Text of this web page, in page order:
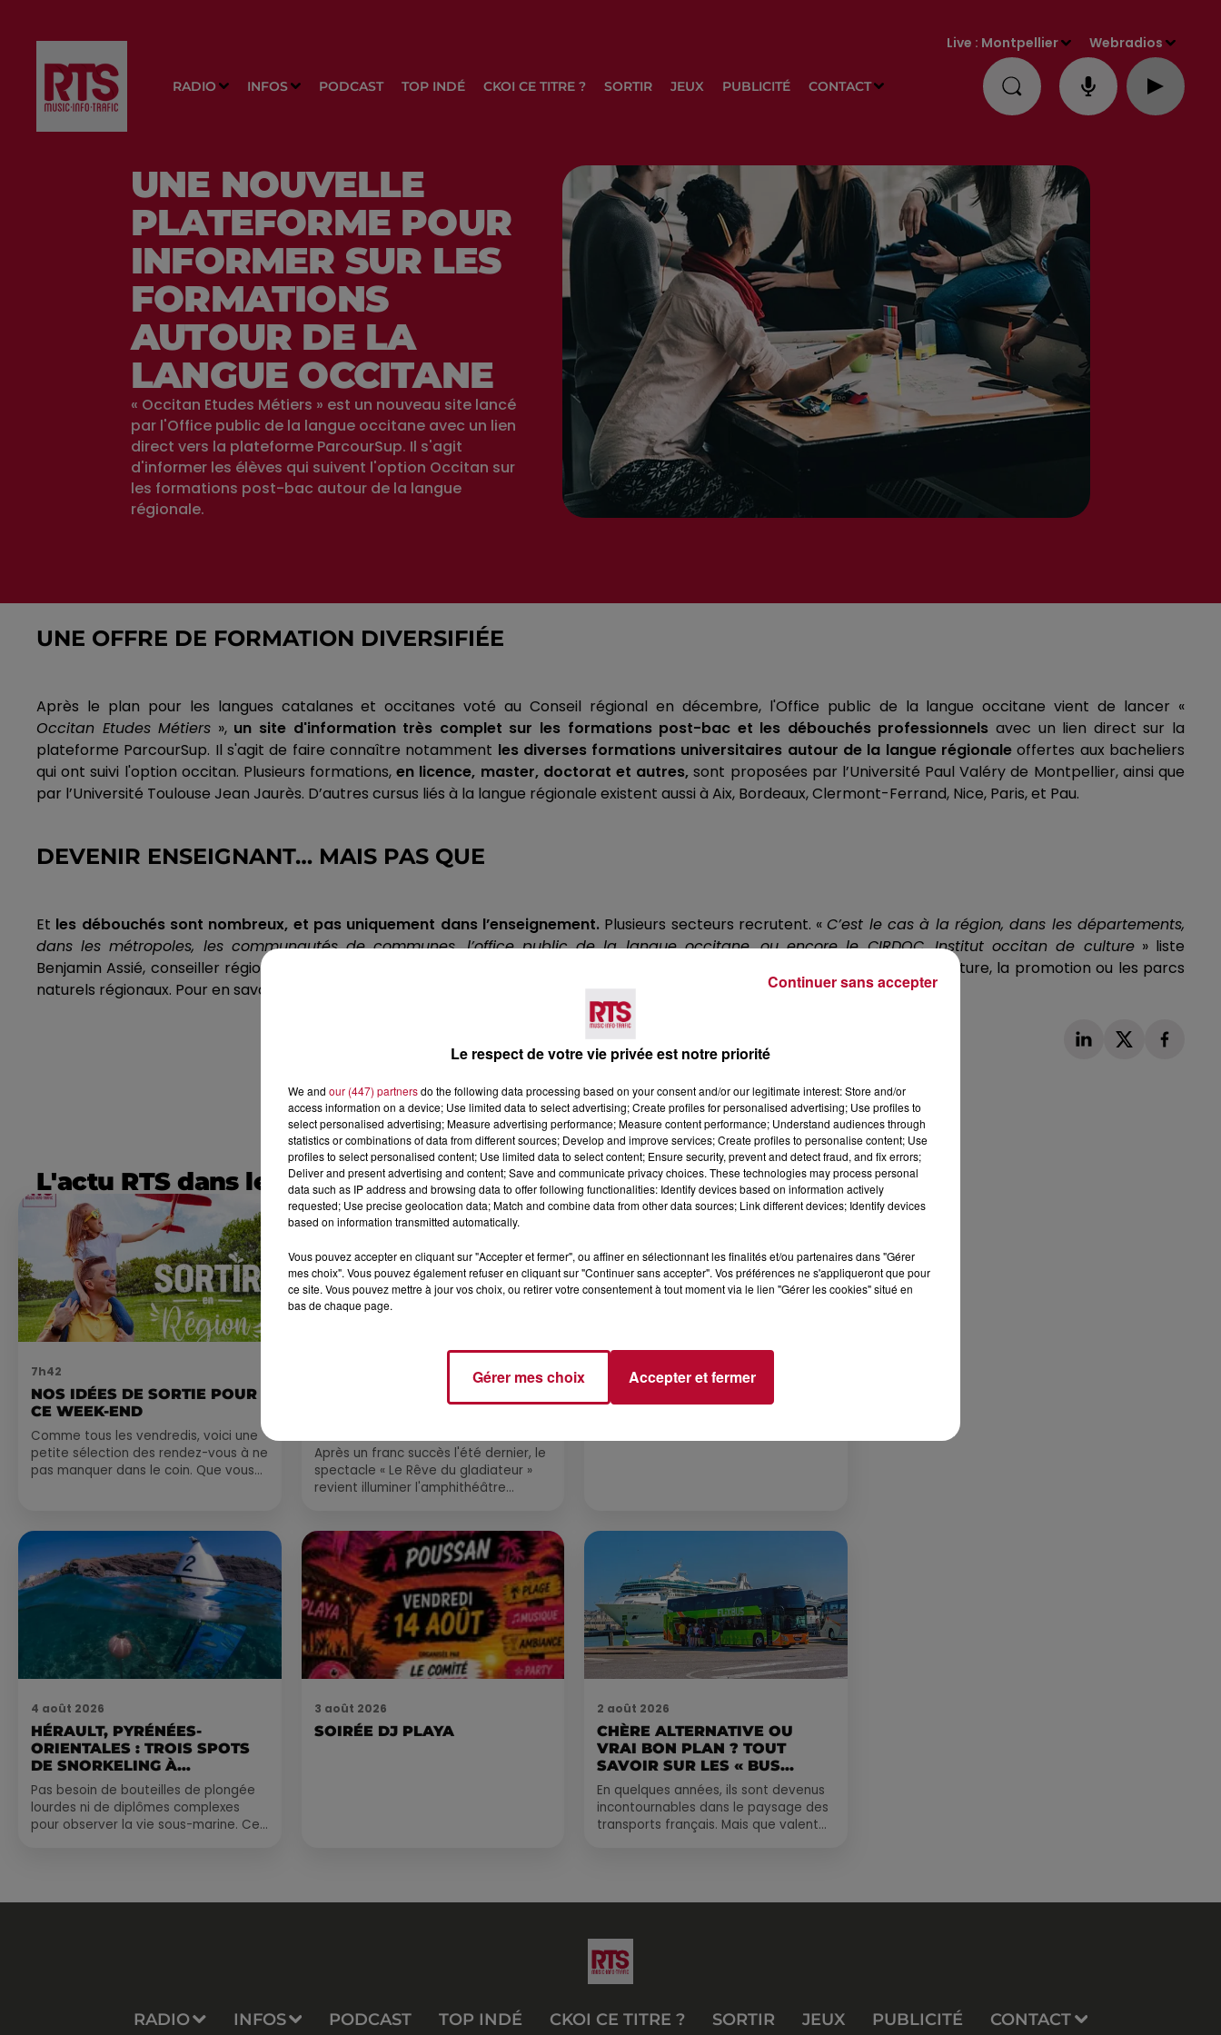
RADIO INFOS PODCAST TOP INDÉ CKOI CE TITRE ? SORTIR JEUX PUBLICITÉ CONTACT
Live : Montpellier Webradios
UNE NOUVELLE
PLATEFORME POUR
INFORMER SUR LES
FORMATIONS
AUTOUR DE LA
LANGUE OCCITANE
« Occitan Etudes Métiers » est un nouveau site lancé
par l'Office public de la langue occitane avec un lien
direct vers la plateforme ParcourSup. Il s'agit
d'informer les élèves qui suivent l'option Occitan sur
les formations post-bac autour de la langue
régionale.
UNE OFFRE DE FORMATION DIVERSIFIÉE
Après le plan pour les langues catalanes et occitanes voté au Conseil régional en décembre, l'Office public de la langue occitane vient de lancer «
Occitan EtudesMétiers », un site d'information très complet sur les formations post-bac et les débouchés professionnelsavec un lien direct sur la
plateforme ParcourSup. Il s'agit de faire connaître notamment les diverses formations universitaires autour de la langue régionale offertes aux bacheliers
qui ont suivi l'option occitan. Plusieurs formations,en licence, master, doctorat et autres, sont proposées par l’Université Paul Valéry de Montpellier, ainsi que
par l’Université Toulouse Jean Jaurès. D’autres cursus liés à la langue régionale existent aussi à Aix, Bordeaux, Clermont-Ferrand, Nice, Paris, et Pau.
DEVENIR ENSEIGNANT… MAIS PAS QUE
Et les débouchés sont nombreux, et pas uniquement dans l’enseignement.Plusieurs secteurs recrutent. «C’est le cas à la région, dans les départements,
dans les métropoles, les communautés de communes, l’office public de la langue occitane, ou encore leCIRDOC, Institut occitan de culture» liste
BenjaminAssié, conseiller régional délégué aux langues occitanes et catalanes.
Des recrutements aussi dans le tourisme, la culture, la promotion ou les parcs
naturels régionaux. Pour en savoir plus, rendez-vous sur le site occitanetudesmetiers.com
L'actu RTS dans le Sud Voir plus
7h42
NOS IDÉES DE SORTIE POUR
CE WEEK-END
Comme tous les vendredis, voici une
petite sélection des rendez-vous à ne
pas manquer dans le coin. Que vous
Après un franc succès l'été dernier, le
spectacle « Le Rêve du gladiateur »
revient illuminer l'amphithéâtre
4 août 2026
4 août 2026
HÉRAULT, PYRÉNÉES-
ORIENTALES : TROIS SPOTS
DE SNORKELING À
EXPLORER...
Pas besoin de bouteilles de plongée
lourdes ni de diplômes complexes
pour observer la vie sous-marine. Cet
3 août 2026
SOIRÉE DJ PLAYA
2 août 2026
CHÈRE ALTERNATIVE OU
VRAI BON PLAN ? TOUT
SAVOIR SUR LES « BUS...
En quelques années, ils sont devenus
incontournables dans le paysage des
transports français. Mais que valent
RADIO INFOS PODCAST TOP INDÉ CKOI CE TITRE ? SORTIR JEUX PUBLICITÉ CONTACT
Le respect de votre vie privée est notre priorité
We and our (447) partnersdo the following data processing based on your consent and/or our legitimate interest: Store and/or
access information on a device; Use limited data to select advertising; Create profiles for personalised advertising; Use profiles to
select personalised advertising; Measure advertising performance; Measure content performance; Understand audiences through
statistics or combinations of data from different sources; Develop and improve services; Create profiles to personalise content; Use
profiles to select personalised content; Use limited data to select content; Ensure security, prevent and detect fraud, and fix errors;
Deliver and present advertising and content; Save and communicate privacy choices. These technologies may process personal
data such as IP address and browsing data to offer following functionalities: Identify devices based on information actively
requested; Use precise geolocation data; Match and combine data from other data sources; Link different devices; Identify devices
based on information transmitted automatically.
Vous pouvez accepter en cliquant sur "Accepter et fermer", ou affiner en sélectionnant les finalités et/ou partenaires dans "Gérer
mes choix". Vous pouvez également refuser en cliquant sur "Continuer sans accepter". Vos préférences ne s'appliqueront que pour
ce site. Vous pouvez mettre à jour vos choix, ou retirer votre consentement à tout moment via le lien "Gérer les cookies" situé en
bas de chaque page.
Gérer mes choix Accepter et fermer
Continuer sans accepter